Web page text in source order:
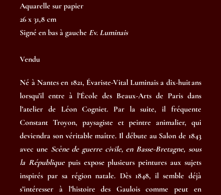
Aquarelle sur papier
26 x 31,8 cm
Signé en bas à gauche Ev. Luminais
Vendu
Né à Nantes en 1821, Évariste-Vital Luminais a dix-huit ans
lorsqu’il entre à l’École des Beaux-Arts de Paris dans
l’atelier de Léon Cogniet. Par la suite, il fréquente
Constant Troyon, paysagiste et peintre animalier, qui
deviendra son véritable maître. Il débute au Salon de 1843
avec une Scène de guerre civile, en Basse-Bretagne, sous
la Républiquepuis expose plusieurs peintures aux sujets
inspirés par sa région natale. Dès 1848, il semble déjà
s’intéresser à l’histoire des Gaulois comme peut en